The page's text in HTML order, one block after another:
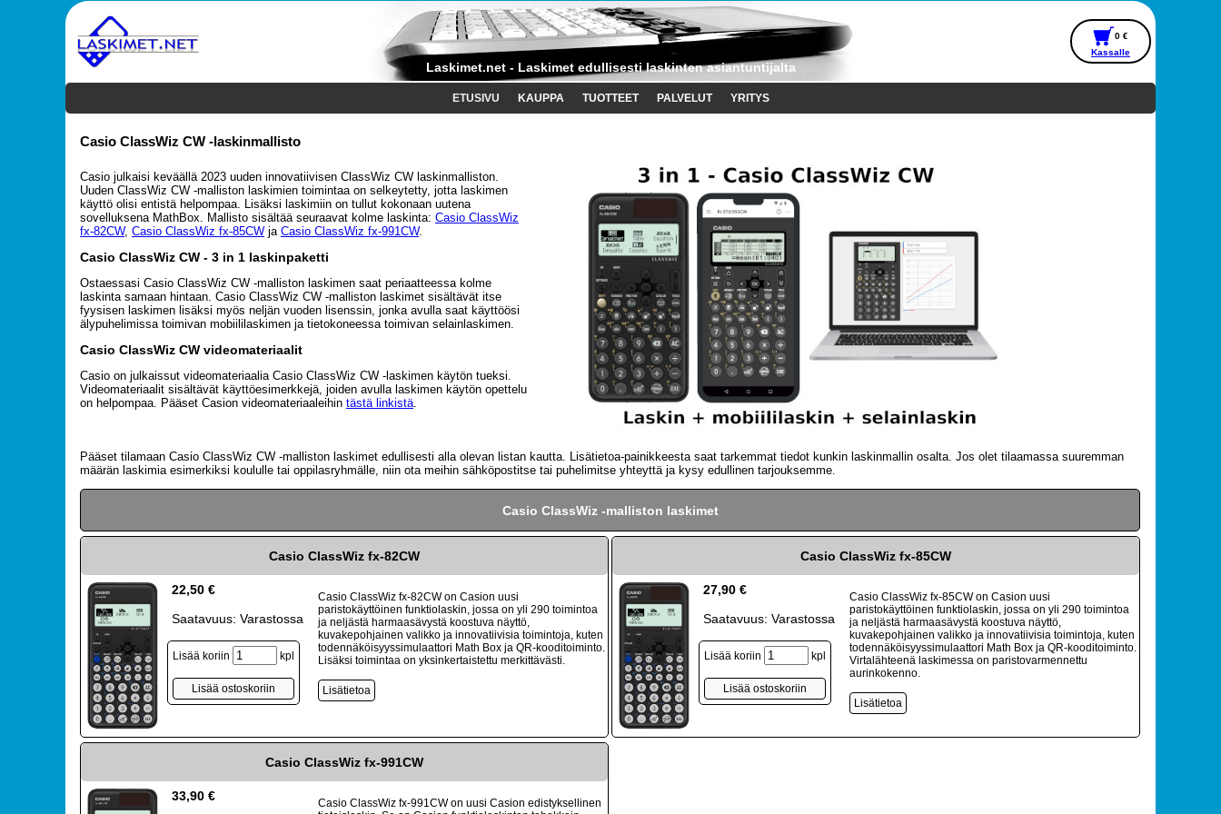
Laskimet.net - Laskimet edullisesti laskinten asiantuntijalta
0 €
Kassalle
ETUSIVU KAUPPA TUOTTEET PALVELUT YRITYS
Casio ClassWiz CW -laskinmallisto
Casio julkaisi keväällä 2023 uuden innovatiivisen ClassWiz CW laskinmalliston.
Uuden ClassWiz CW -malliston laskimien toimintaa on selkeytetty, jotta laskimen
käyttö olisi entistä helpompaa. Lisäksi laskimiin on tullut kokonaan uutena
sovelluksena MathBox. Mallisto sisältää seuraavat kolme laskinta: Casio ClassWiz
fx-82CW, Casio ClassWiz fx-85CW ja Casio ClassWiz fx-991CW.
Casio ClassWiz CW - 3 in 1 laskinpaketti
Ostaessasi Casio ClassWiz CW -malliston laskimen saat periaatteessa kolme
laskinta samaan hintaan. Casio ClassWiz CW -malliston laskimet sisältävät itse
fyysisen laskimen lisäksi myös neljän vuoden lisenssin, jonka avulla saat käyttöösi
älypuhelimissa toimivan mobiililaskimen ja tietokoneessa toimivan selainlaskimen.
Casio ClassWiz CW videomateriaalit
Casio on julkaissut videomateriaalia Casio ClassWiz CW -laskimen käytön tueksi.
Videomateriaalit sisältävät käyttöesimerkkejä, joiden avulla laskimen käytön opettelu
on helpompaa. Pääset Casion videomateriaaleihin tästä linkistä.
Pääset tilamaan Casio ClassWiz CW -malliston laskimet edullisesti alla olevan listan kautta. Lisätietoa-painikkeesta saat tarkemmat tiedot kunkin laskinmallin osalta. Jos olet tilaamassa suuremman
määrän laskimia esimerkiksi koululle tai oppilasryhmälle, niin ota meihin sähköpostitse tai puhelimitse yhteyttä ja kysy edullinen tarjouksemme.
Casio ClassWiz -malliston laskimet
Casio ClassWiz fx-82CW
22,50 €
Saatavuus: Varastossa
Lisää koriin kpl
Casio ClassWiz fx-82CW on Casion uusi
paristokäyttöinen funktiolaskin, jossa on yli 290 toimintoa
ja neljästä harmaasävystä koostuva näyttö,
kuvakepohjainen valikko ja innovatiivisia toimintoja, kuten
todennäköisyyssimulaattori Math Box ja QR-kooditoiminto.
Lisäksi toimintaa on yksinkertaistettu merkittävästi.
Casio ClassWiz fx-85CW
27,90 €
Saatavuus: Varastossa
Lisää koriin kpl
Casio ClassWiz fx-85CW on Casion uusi
paristokäyttöinen funktiolaskin, jossa on yli 290 toimintoa
ja neljästä harmaasävystä koostuva näyttö,
kuvakepohjainen valikko ja innovatiivisia toimintoja, kuten
todennäköisyyssimulaattori Math Box ja QR-kooditoiminto.
Virtalähteenä laskimessa on paristovarmennettu
aurinkokenno.
Casio ClassWiz fx-991CW
33,90 €
Casio ClassWiz fx-991CW on uusi Casion edistyksellinen